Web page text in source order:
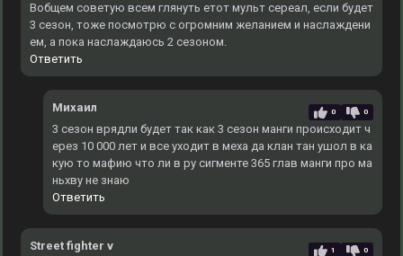
Вобщем советую всем глянуть етот мульт сереал, если будет
3 сезон, тоже посмотрю с огромним желанием и наслаждени
ем, а пока наслаждаюсь 2 сезоном.
Ответить
Михаил 0 0
3 сезон врядли будет так как 3 сезон манги происходит ч
ерез 10 000 лет и все уходит в меха да клан тан ушол в ка
кую то мафию что ли в ру сигменте 365 глав манги про ма
ньхву не знаю
Ответить
Street fighter v 1 0